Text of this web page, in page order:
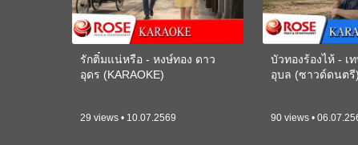
รักติ๋มแน่หรือ - หงษ์ทอง ดาว
อุดร (KARAOKE)
29 views • 10.07.2569
บัวทองร้องไห้ - เ
อุบล (ซาวด์ดนตรี
90 views •